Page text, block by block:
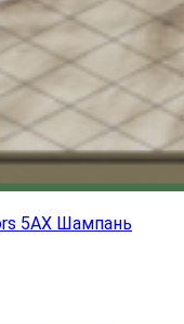
5AX Шампань